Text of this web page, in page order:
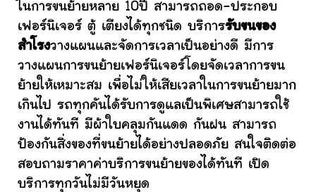
ในการขนย้ายหลาย 10ปี สามารถถอด-ประกอบ
เฟอร์นิเจอร์ ตู้ เตียงได้ทุกชนิด บริการรับขนของ
สำโรงวางแผนและจัดการเวลาเป็นอย่างดี มีการ
วางแผนการขนย้ายเฟอร์นิเจอร์โดยจัดเวลาการขน
ย้ายให้เหมาะสม เพื่อไม่ให้เสียเวลาในการขนย้ายมาก
เกินไป รถทุกคันได้รับการดูแลเป็นพิเศษสามารถใช้
งานได้ทันที มีผ้าใบคลุมกันแดด กันฝน สามารถ
ป้องกันสิ่งของที่ขนย้ายได้อย่างปลอดภัย สนใจติดต่อ
สอบถามราคาค่าบริการขนย้ายของได้ทันที เปิด
บริการทุกวันไม่มีวันหยุด